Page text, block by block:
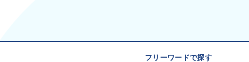
フリーワードで探す